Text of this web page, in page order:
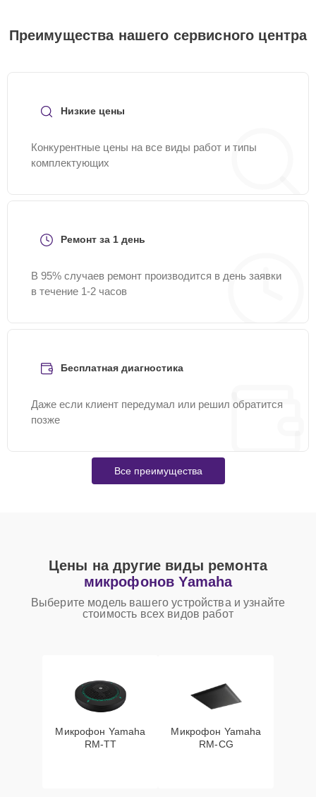
Преимущества нашего сервисного центра
Низкие цены
Конкурентные цены на все виды работ и типы
комплектующих
Ремонт за 1 день
В 95% случаев ремонт производится в день заявки
в течение 1-2 часов
Бесплатная диагностика
Даже если клиент передумал или решил обратится
позже
Все преимущества
Цены на другие виды ремонта
микрофонов Yamaha
Выберите модель вашего устройства и узнайте
стоимость всех видов работ
Микрофон Yamaha
RM-TT
Микрофон Yamaha
RM-CG